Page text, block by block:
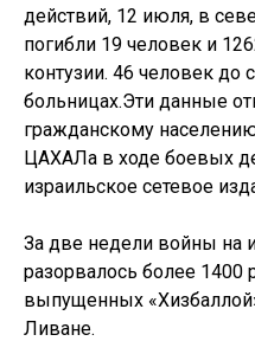
действий, 12 июля, в
погибли 19 человек и
контузии. 46 человек до
больницах.Эти данные
гражданскому
ЦАХАЛа в ходе боевых
израильское сетевое
За две недели войны на
разорвалось более 1400
выпущенных
Ливане.